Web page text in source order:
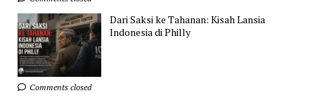
Dari Saksi ke Tahanan: Kisah Lansia
Indonesia di Philly
Comments closed